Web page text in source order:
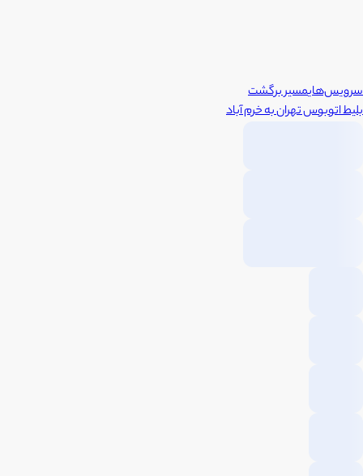
سرویس‌هایمسیر برگشت
بلیط اتوبوستهرانبهخرم آباد